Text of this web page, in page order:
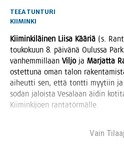
TEEA TUNTURI
KIIMINKI
Kii­min­ki­läi­nen Lii­sa Kää­riä (s.
tou­ko­kuun 8. päi­vä­nä Oulus­sa
van­hem­mil­laan Vil­joja Mar­jat­ta
ostet­tu­na oman talon
aiheut­ti sen, että tont­ti myy­tiin
sodan jalois­ta Vesa­laan äidin
Kii­min­ki­joen rantatörmälle.
Vain